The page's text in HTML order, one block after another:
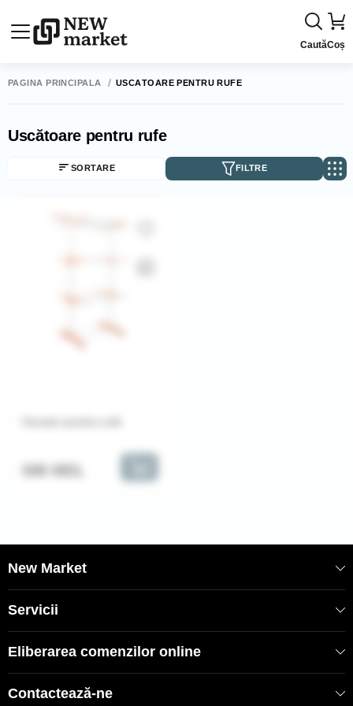
CautăCoș
PAGINA PRINCIPALĂ USCĂTOARE PENTRU RUFE
Uscătoare pentru rufe
SORTARE FILTRE
599 MDL
New Market
Servicii
Eliberarea comenzilor online
Contactează-ne